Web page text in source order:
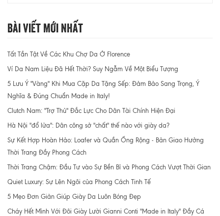
Bài Viết Mới Nhất
Tất Tần Tật Về Các Khu Chợ Da Ở Florence
Ví Da Nam Liệu Đã Hết Thời? Suy Ngẫm Về Một Biểu Tượng
5 Lưu Ý "Vàng" Khi Mua Cặp Da Tặng Sếp: Đảm Bảo Sang Trọng, Ý
Nghĩa & Đúng Chuẩn Made in Italy!
Clutch Nam: "Trợ Thủ" Đắc Lực Cho Dân Tài Chính Hiện Đại
Hà Nội "đổ lửa": Dân công sở "chất" thế nào với giày da?
Sự Kết Hợp Hoàn Hảo: Loafer và Quần Ống Rộng - Bản Giao Hưởng
Thời Trang Đầy Phong Cách
Thời Trang Chậm: Đầu Tư vào Sự Bền Bỉ và Phong Cách Vượt Thời Gian
Quiet Luxury: Sự Lên Ngôi của Phong Cách Tinh Tế
5 Mẹo Đơn Giản Giúp Giày Da Luôn Bóng Đẹp
Cháy Hết Mình Với Đôi Giày Lười Gianni Conti "Made in Italy" Đầy Cá